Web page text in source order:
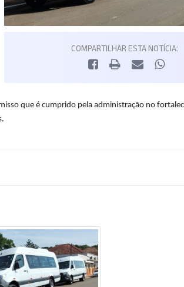
COMPARTILHAR ESTA NOTÍCIA:
que é cumprido pela administração no